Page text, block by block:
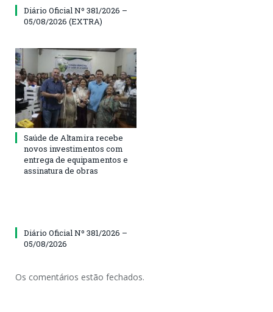
Diário Oficial Nº 381/2026 –
05/08/2026 (EXTRA)
Saúde de Altamira recebe
novos investimentos com
entrega de equipamentos e
assinatura de obras
Diário Oficial Nº 381/2026 –
05/08/2026
Os comentários estão fechados.